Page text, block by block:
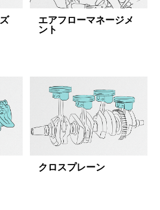
エアフローマネージメ
ント
クロスプレーン